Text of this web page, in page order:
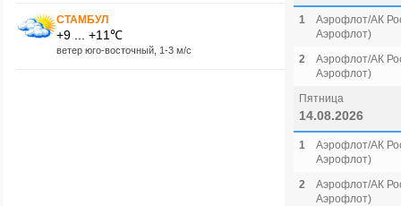
СТАМБУЛ
+9 ... +11℃
ветер юго-восточный, 1-3 м/с
1
Аэрофлот/АК
Аэрофлот)
2
Аэрофлот/АК
Аэрофлот)
Пятница
14.08.2026
1
Аэрофлот/АК
Аэрофлот)
2
Аэрофлот/АК
Аэрофлот)